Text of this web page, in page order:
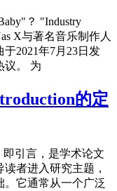
？ "Industry
X与著名音乐制作人
2021年7月23日发
议。 为
的定
即引言，是学术论文
者进入研究主题，
它通常从一个广泛